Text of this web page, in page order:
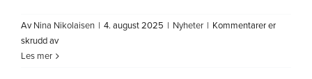
AvNina Nikolaisen | 4. august 2025 | Nyheter | Kommentarer er
skrudd avfor
Vi
Les mer